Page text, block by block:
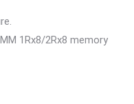
1Rx8/2Rx8 memory